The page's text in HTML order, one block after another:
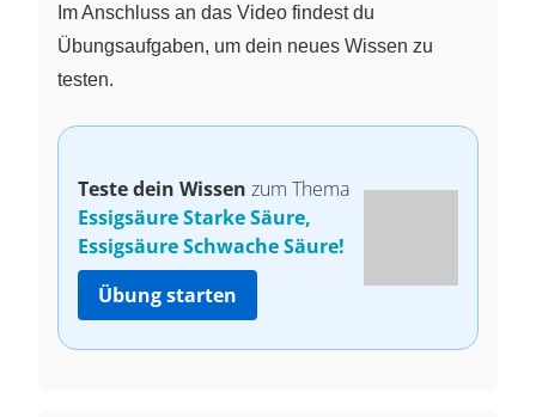
Im Anschluss an das Video findest du
Übungsaufgaben, um dein neues Wissen zu
testen.
Teste dein Wissen zum Thema
Essigsäure Starke Säure,
Essigsäure Schwache Säure!
Übung starten